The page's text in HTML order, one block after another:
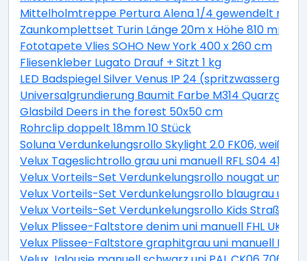
Mittelholmtreppe Pertura Alena 1/4 gewendelt mit
Zaunkomplettset Turin Länge 20m x Höhe 810 mm
Fototapete Vlies SOHO New York 400 x 260 cm
Fliesenkleber Lugato Drauf + Sitzt 1 kg
LED Badspiegel Silver Venus IP 24
Universalgrundierung Baumit Farbe M314 Quarzgrund
Glasbild Deers in the forest 50x50 cm
Rohrclip doppelt 18mm 10 Stück
Soluna Verdunkelungsrollo Skylight 2.0 FK06, weiß,
Velux Tageslichtrollo grau uni manuell RFL S04 4161S
Velux Vorteils-Set Verdunkelungsrollo nougat uni
Velux Vorteils-Set Verdunkelungsrollo blaugrau uni
Velux Vorteils-Set Verdunkelungsrollo Kids Straßen
Velux Plissee-Faltstore denim uni manuell FHL UK04
Velux Plissee-Faltstore graphitgrau uni manuell FHL